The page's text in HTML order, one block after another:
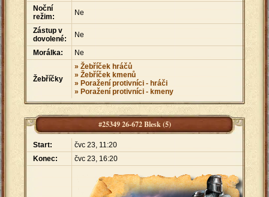
Noční
režim:
Ne
Zástup v
dovolené:
Ne
Morálka: Ne
Žebříčky
» Žebříček hráčů
» Žebříček kmenů
» Poražení protivníci - hráči
» Poražení protivníci - kmeny
#25349 26-672 Blesk (5)
Start:
čvc 23, 11:20
Konec:
čvc 23, 16:20